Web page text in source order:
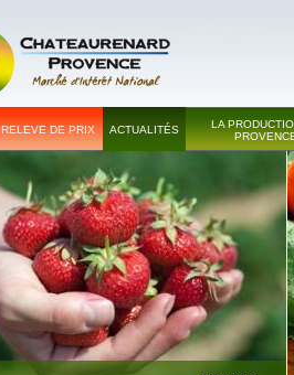
RELEVE DE PRIX ACTUALITÉS
LA